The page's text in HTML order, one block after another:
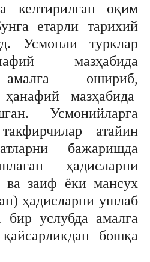
келтирилган оқим
етарли тарихий
Усмонли турклар
мазҳабида
амалга ошириб,
мазҳабида
Усмонийларга
атайин
бажаришда
ҳадисларни
ва заиф ёки мансух
ҳадисларни ушлаб
бир услубда амалга
бошқа